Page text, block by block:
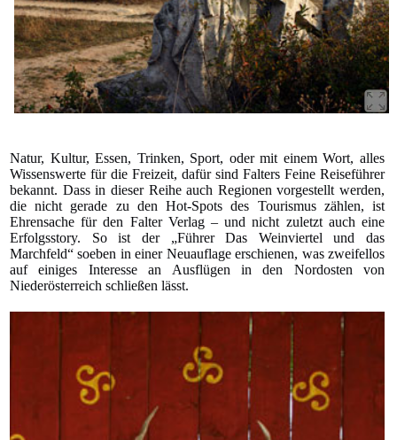
Natur, Kultur, Essen, Trinken, Sport, oder mit einem Wort, alles
Wissenswerte für die Freizeit, dafür sind Falters Feine Reiseführer
bekannt. Dass in dieser Reihe auch Regionen vorgestellt werden,
die nicht gerade zu den Hot-Spots des Tourismus zählen, ist
Ehrensache für den Falter Verlag – und nicht zuletzt auch eine
Erfolgsstory. So ist der „Führer Das Weinviertel und das
Marchfeld“ soeben in einer Neuauflage erschienen, was zweifellos
auf einiges Interesse an Ausflügen in den Nordosten von
Niederösterreich schließen lässt.